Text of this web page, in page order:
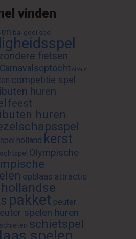
vinden
bal gooi spel
fietsen
Carnavalsoptocht circus
competitie spel
huren
feest
huren
holland kerst
Olympische
opblaas attractie
pakket peuter
spelen huren
schieten schietspel